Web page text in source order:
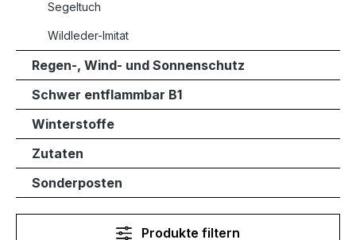
Segeltuch
Wildleder-Imitat
Regen-, Wind- und Sonnenschutz
Schwer entflammbar B1
Winterstoffe
Zutaten
Sonderposten
Produkte filtern